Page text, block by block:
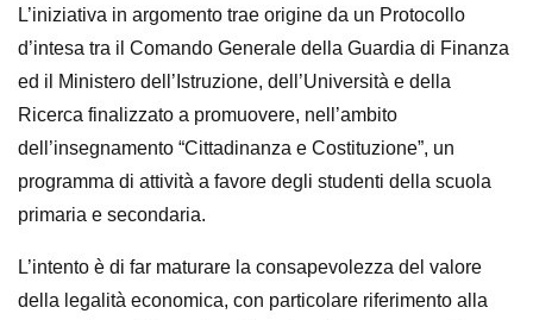
L’iniziativa in argomento trae origine da un Protocollo
d’intesa tra il Comando Generale della Guardia di Finanza
ed il Ministero dell’Istruzione, dell’Università e della
Ricerca finalizzato a promuovere, nell’ambito
dell’insegnamento “Cittadinanza e Costituzione”, un
programma di attività a favore degli studenti della scuola
primaria e secondaria.
L’intento è di far maturare la consapevolezza del valore
della legalità economica, con particolare riferimento alla